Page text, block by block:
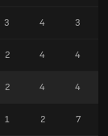
3 4 3
2 4 4
2 4 4
1 2 7